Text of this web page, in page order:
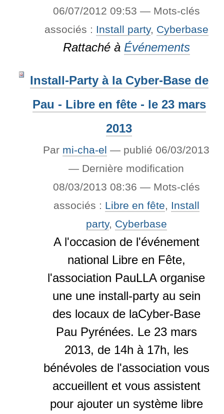
06/07/2012 09:53 — Mots-clés
associés : Install party, Cyberbase
Rattaché à Événements
Install-Party à la Cyber-Base de
Pau - Libre en fête - le 23 mars
2013
Par mi-cha-el — publié 06/03/2013
— Dernière modification
08/03/2013 08:36 — Mots-clés
associés : Libre en fête, Install
party, Cyberbase
A l'occasion de l'événement
national Libre en Fête,
l'association PauLLA organise
une une install-party au sein
des locaux de laCyber-Base
Pau Pyrénées. Le 23 mars
2013, de 14h à 17h, les
bénévoles de l'association vous
accueillent et vous assistent
pour ajouter un système libre